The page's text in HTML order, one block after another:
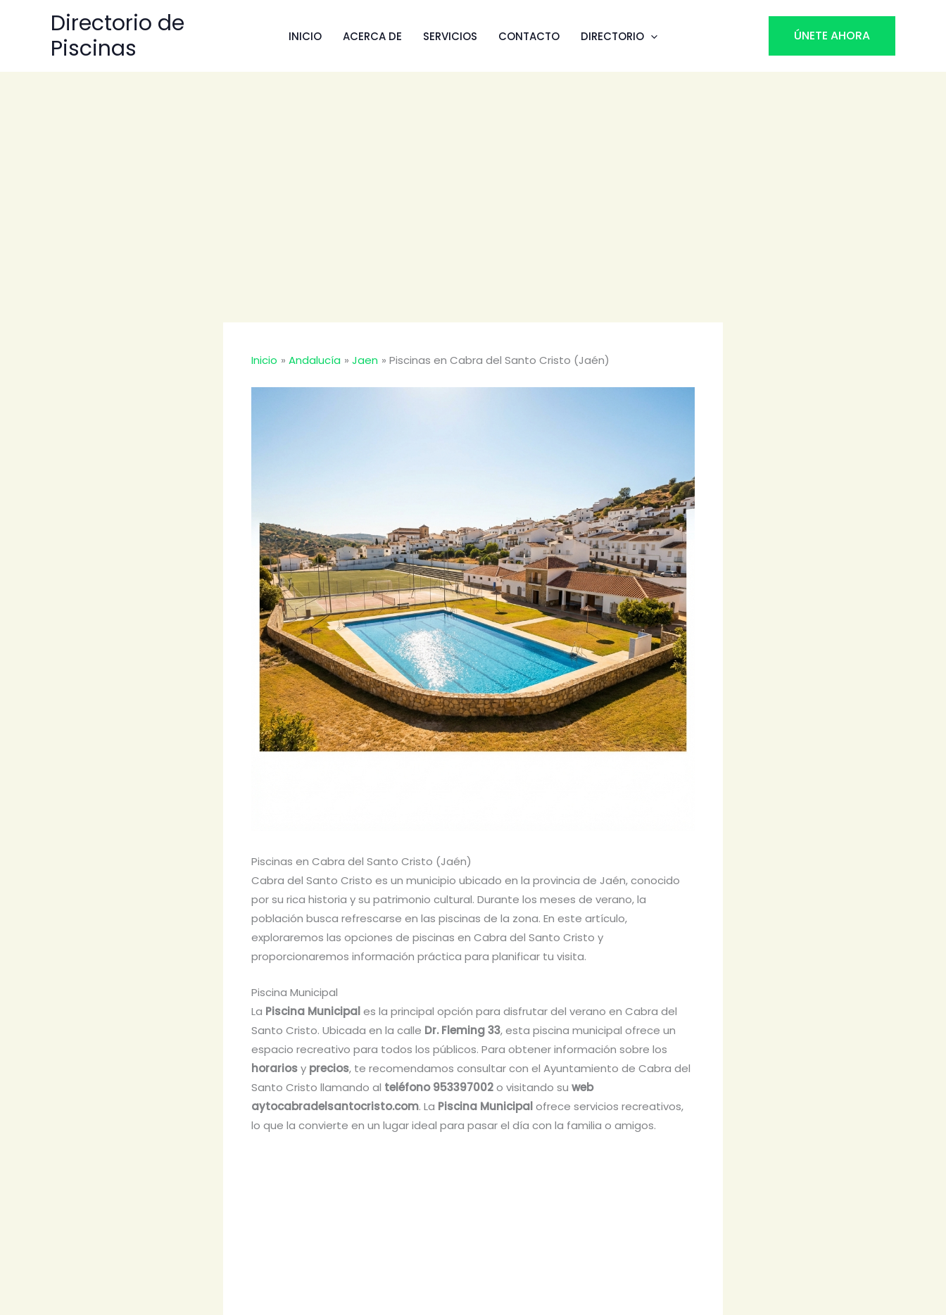
Directorio de
Piscinas
INICIO ACERCA DE SERVICIOS CONTACTO DIRECTORIO ÚNETE AHORA
Inicio Andalucía Jaen Piscinas en Cabra del Santo Cristo (Jaén)
Piscinas en Cabra del Santo Cristo (Jaén)
Cabra del Santo Cristo es un municipio ubicado en la provincia de Jaén, conocido
por su rica historia y su patrimonio cultural. Durante los meses de verano, la
población busca refrescarse en las piscinas de la zona. En este artículo,
exploraremos las opciones de piscinas en Cabra del Santo Cristo y
proporcionaremos información práctica para planificar tu visita.
Piscina Municipal
La Piscina Municipal es la principal opción para disfrutar del verano en Cabra del
Santo Cristo. Ubicada en la calle Dr. Fleming 33, esta piscina municipal ofrece un
espacio recreativo para todos los públicos. Para obtener información sobre los
horariosy precios, te recomendamos consultar con el Ayuntamiento de Cabra del
Santo Cristo llamando al teléfono 953397002o visitando su web
aytocabradelsantocristo.com. La Piscina Municipal ofrece servicios recreativos,
lo que la convierte en un lugar ideal para pasar el día con la familia o amigos.